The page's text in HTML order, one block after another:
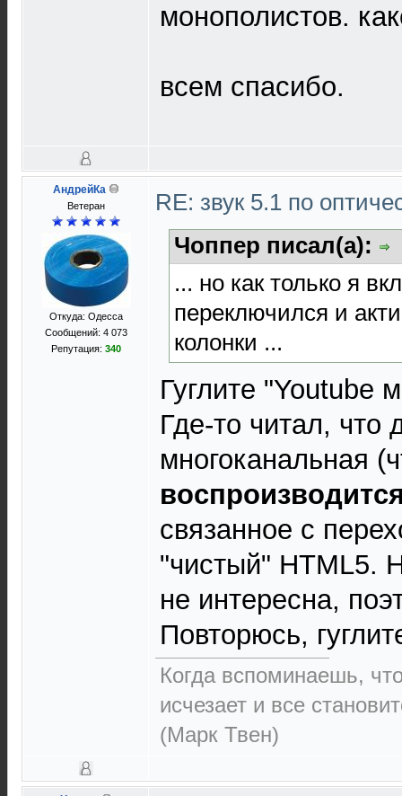
монополистов.
всем спасибо.
АндрейКа
Ветеран
Откуда: Одесса
Сообщений: 4 073
Репутация: 340
RE: звук 5.1 по
Чоппер писал(а):
... но как только я
переключился и
колонки ...
Гуглите "Youtube
Где-то читал, что
многоканальная
связанное с
"чистый" HTML5.
не интересна,
Повторюсь,
Когда вспоминаешь,
исчезает и все
(Марк Твен)